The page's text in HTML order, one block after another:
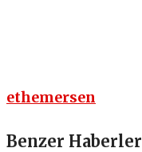
ethemersen
Benzer Haberler